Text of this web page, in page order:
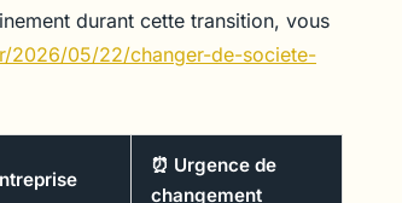
durant cette transition, vous
2026/05/22/changer-de-societe-
⏰ Urgence de
changement